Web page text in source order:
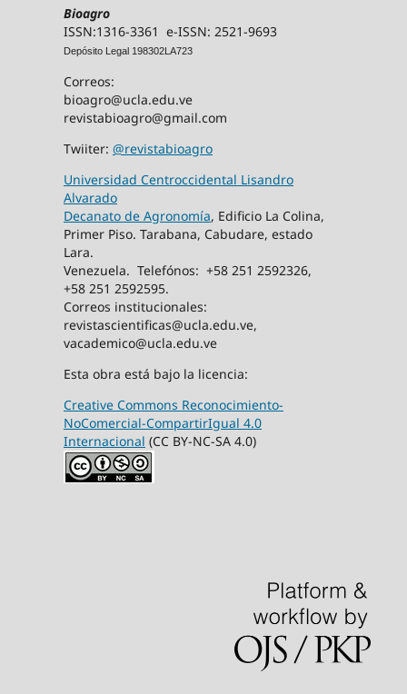
Bioagro
ISSN:1316-3361 e-ISSN: 2521-9693
Depósito Legal 198302LA723
Correos:
bioagro@ucla.edu.ve
revistabioagro@gmail.com
Twiiter: @revistabioagro
Universidad Centroccidental Lisandro
Alvarado
Decanato de Agronomía, Edificio La Colina,
Primer Piso. Tarabana, Cabudare, estado
Lara.
Venezuela. Telefónos: +58 251 2592326,
+58 251 2592595.
Correos institucionales:
revistascientificas@ucla.edu.ve,
vacademico@ucla.edu.ve
Esta obra está bajo la licencia:
Creative Commons Reconocimiento-
NoComercial-CompartirIgual 4.0
Internacional (CC BY-NC-SA 4.0)